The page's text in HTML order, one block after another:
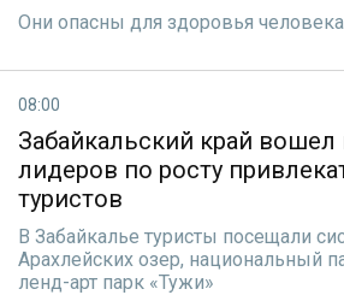
Они опасны для здоровья
08:00
Забайкальский край вошел
лидеров по росту
туристов
В Забайкалье туристы посещали
Арахлейских озер, национальный
ленд-арт парк «Тужи»